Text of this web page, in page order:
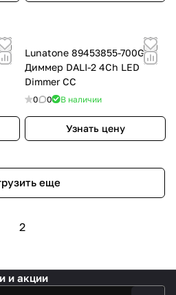
Lunatone 89453855-700GM
Диммер DALI-2 4Ch LED
Dimmer CC
0 0 В наличии
Узнать цену
еще
2
и акции